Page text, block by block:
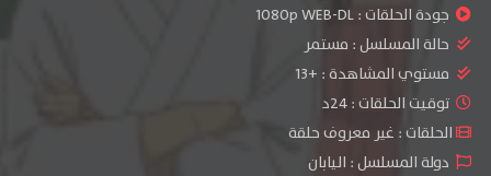
جودة الحلقات :1080p WEB-DL
حالة المسلسل : مستمر
مستوي المشاهدة : +13
توقيت الحلقات : 24د
الحلقات : غير معروف حلقة
دولة المسلسل : اليابان